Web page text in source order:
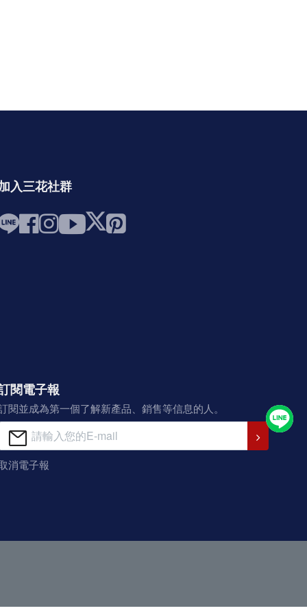
入三花社群
閱電子報
閱並成為第一個了解新產品、銷售等信息的人。
消電子報